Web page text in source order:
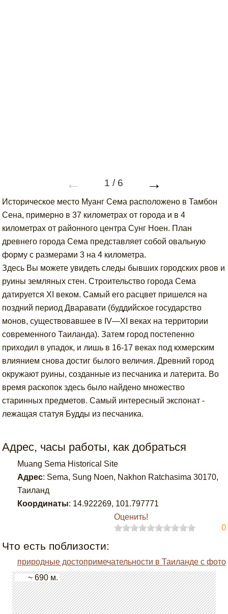
← 1 / 6 →
Историческое место Муанг Сема расположено в Тамбон
Сена, примерно в 37 километрах от города и в 4
километрах от районного центра Сунг Ноен. План
древнего города Сема представляет собой овальную
форму с размерами 3 на 4 километра.
Здесь Вы можете увидеть следы бывших городских рвов и
руины земляных стен. Строительство города Сема
датируется XI веком. Самый его расцвет пришелся на
поздний период Дваравати (буддийское государство
монов, существовавшее в IV—XI веках на территории
современного Таиланда). Затем город постепенно
приходил в упадок, и лишь в 16-17 веках под кхмерским
влиянием снова достиг былого величия. Древний город
окружают руины, созданные из песчаника и латерита. Во
время раскопок здесь было найдено множество
старинных предметов. Самый интересный экспонат -
лежащая статуя Будды из песчаника.
Адрес, часы работы, как добраться
Muang Sema Historical Site
Адрес: Sema, Sung Noen, Nakhon Ratchasima 30170,
Таиланд
Координаты: 14.922269, 101.797771
Оценить!
0
Что есть поблизости:
природные достопримечательности в Таиланде с фото
~ 690 м.